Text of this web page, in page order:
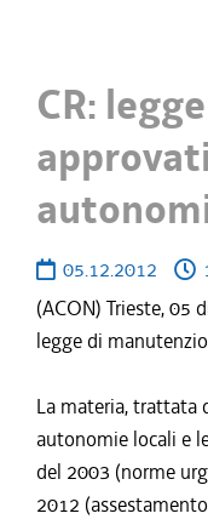
CR:
05.12.2012
(ACON) Trieste, 05
legge di
La materia, trattata
autonomie locali e
del 2003 (norme
2012